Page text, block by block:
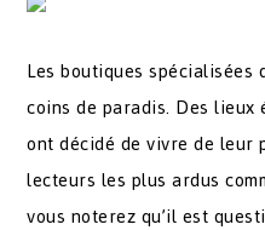
Les boutiques spécialisées
coins de paradis. Des
ont décidé de vivre de leur
lecteurs les plus ardus
vous noterez qu’il est